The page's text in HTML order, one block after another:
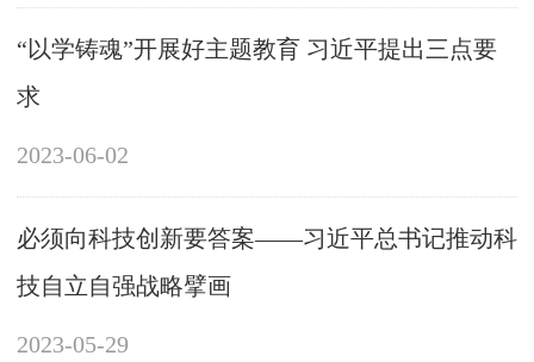
“以学铸魂”开展好主题教育 习近平提出三点要
求
2023-06-02
必须向科技创新要答案——习近平总书记推动科
技自立自强战略擘画
2023-05-29